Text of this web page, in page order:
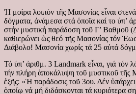
Ἡ μοίρα λοιπόν τῆς Μασονίας εἶναι
δόγματα, ἀνάμεσα στά ὁποῖα καί το ὑπ’
στήν μυστική παράδοση τοῦ Γ’ Βαθμοῦ
καθιερώνει ὡς θεό τῆς Μασονίας τόν
Διάβολο! Μασονία χωρίς τά 25 αὐτά
Τό ὑπ’ ἀριθμ. 3 Landmark εἶναι, γιά τόν
τήν πλήρη ἀποκάλυψη τοῦ μυστικοῦ τῆς
ἑξῆς: «Ἡ παράδοσις τοῦ 3ου. Δέν
ὁποίῳ νά μή διδάσκονται τά κυριότερα